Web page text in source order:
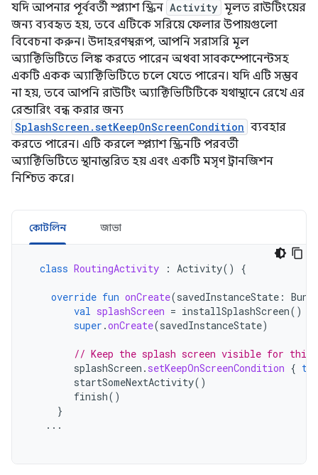
যদি আপনার পূর্ববর্তী স্প্ল্যাশ স্ক্রিন Activity মূলত রাউটিংয়ের
জন্য ব্যবহৃত হয়, তবে এটিকে সরিয়ে ফেলার উপায়গুলো
বিবেচনা করুন। উদাহরণস্বরূপ, আপনি সরাসরি মূল
অ্যাক্টিভিটিতে লিঙ্ক করতে পারেন অথবা সাবকম্পোনেন্টসহ
একটি একক অ্যাক্টিভিটিতে চলে যেতে পারেন। যদি এটি সম্ভব
না হয়, তবে আপনি রাউটিং অ্যাক্টিভিটিটিকে যথাস্থানে রেখে এর
রেন্ডারিং বন্ধ করার জন্য
SplashScreen.setKeepOnScreenCondition ব্যবহার
করতে পারেন। এটি করলে স্প্ল্যাশ স্ক্রিনটি পরবর্তী
অ্যাক্টিভিটিতে স্থানান্তরিত হয় এবং একটি মসৃণ ট্রানজিশন
নিশ্চিত করে।
কোটলিন জাভা
class RoutingActivity : Activity() {
override fun onCreate(savedInstanceState :
val splashScreen = installSplashScreen()
super .onCreate(savedInstanceState)
// Keep the splash screen visible for
splashScreen . setKeepOnScreenCondition {
startSomeNextActivity()
finish()
}
...